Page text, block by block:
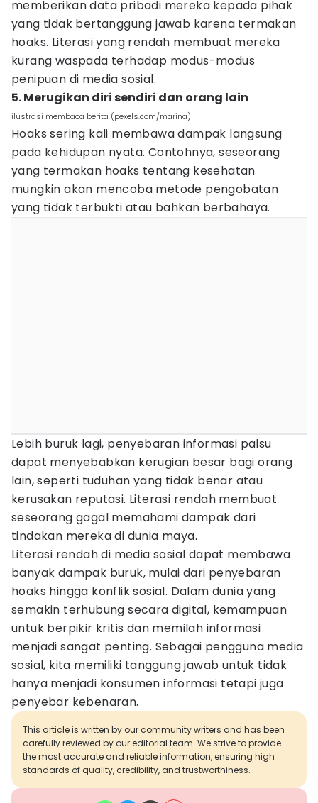
memberikan data pribadi mereka kepada pihak
yang tidak bertanggung jawab karena termakan
hoaks. Literasi yang rendah membuat mereka
kurang waspada terhadap modus-modus
penipuan di media sosial.
5. Merugikan diri sendiri dan orang lain
ilustrasi membaca berita (pexels.com/marina)
Hoaks sering kali membawa dampak langsung
pada kehidupan nyata. Contohnya, seseorang
yang termakan hoaks tentang kesehatan
mungkin akan mencoba metode pengobatan
yang tidak terbukti atau bahkan berbahaya.
Lebih buruk lagi, penyebaran informasi palsu
dapat menyebabkan kerugian besar bagi orang
lain, seperti tuduhan yang tidak benar atau
kerusakan reputasi. Literasi rendah membuat
seseorang gagal memahami dampak dari
tindakan mereka di dunia maya.
Literasi rendah di media sosial dapat membawa
banyak dampak buruk, mulai dari penyebaran
hoaks hingga konflik sosial. Dalam dunia yang
semakin terhubung secara digital, kemampuan
untuk berpikir kritis dan memilah informasi
menjadi sangat penting. Sebagai pengguna media
sosial, kita memiliki tanggung jawab untuk tidak
hanya menjadi konsumen informasi tetapi juga
penyebar kebenaran.
This article is written by our community writers and has been
carefully reviewed by our editorial team. We strive to provide
the most accurate and reliable information, ensuring high
standards of quality, credibility, and trustworthiness.